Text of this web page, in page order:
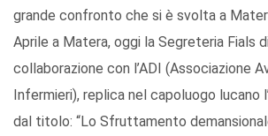
grande confronto che si è svolta a
Aprile a Matera, oggi la Segreteria Fials
collaborazione con l’ADI (Associazione
Infermieri), replica nel capoluogo lucano
dal titolo: “Lo Sfruttamento